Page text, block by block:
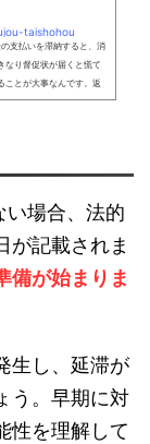
taishohou
支払いを滞納すると、消
なり督促状が届くと慌て
ことが大事なんです。返
るという選択肢もありま
処法、債務整理の方法
...
場合、法的
が記載されま
備が始まりま
生し、延滞が
う。早期に対
性を理解して